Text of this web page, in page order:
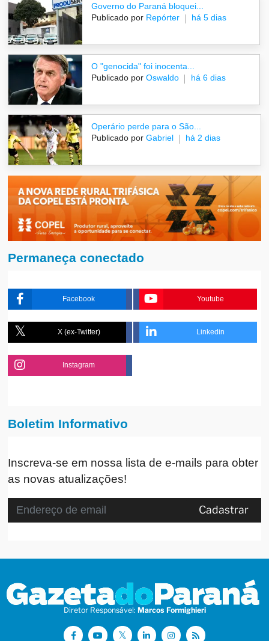
Governo do Paraná bloquei...
Publicado por Repórter há 5 dias
O "genocida" foi inocenta...
Publicado por Oswaldo há 6 dias
Operário perde para o São...
Publicado por Gabriel há 2 dias
Permaneça conectado
Facebook Youtube
X (ex-Twitter) Linkedin
Instagram
Boletim Informativo
Inscreva-se em nossa lista de e-mails para obter
as novas atualizações!
Cadastrar
Diretor Responsável: Marcos Formighieri